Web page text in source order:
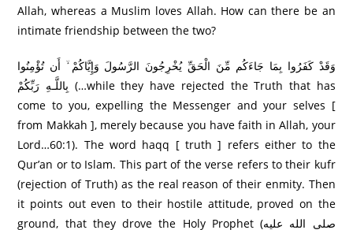
Allah, whereas a Muslim loves Allah. How can there be an
intimate friendship between the two?
وَقَدْ كَفَرُ‌وا بِمَا جَاءَكُم مِّنَ الْحَقِّ يُخْرِ‌جُونَ الرَّ‌سُولَ وَإِيَّاكُمْ ۙ أَن تُؤْمِنُوا
بِاللَّـهِ رَ‌بِّكُمْ (…while they have rejected the Truth that has
come to you, expelling the Messenger and your selves [
from Makkah ], merely because you have faith in Allah, your
Lord…60:1). The word haqq [ truth ] refers either to the
Qur’an or to Islam. This part of the verse refers to their kufr
(rejection of Truth) as the real reason of their enmity. Then
it points out even to their hostile attitude, proved on the
ground, that they drove the Holy Prophet (صلى الله عليه